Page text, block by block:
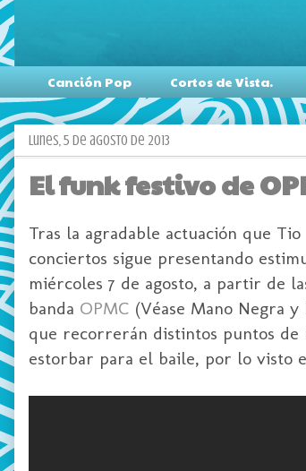
Canción Pop Cortos de Vista.
lunes, 5 de agosto de 2013
El funk festivo de
Tras la agradable actuación que
conciertos sigue presentando
miércoles 7 de agosto, a partir de
banda OPMC (Véase Mano Negra
que recorrerán distintos puntos de
estorbar para el baile, por lo visto